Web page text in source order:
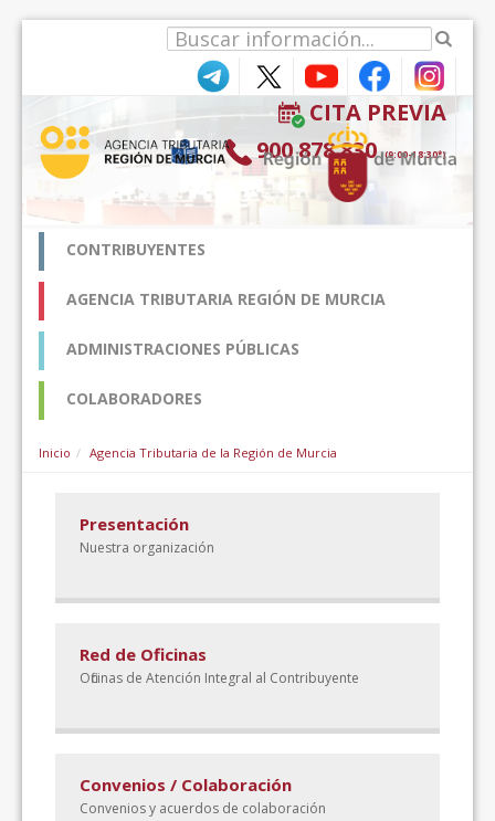
CITA PREVIA
900 878 830 (9:00-18:30*)
CONTRIBUYENTES
AGENCIA TRIBUTARIA REGIÓN DE MURCIA
ADMINISTRACIONES PÚBLICAS
COLABORADORES
Inicio Agencia Tributaria de la Región de Murcia
Presentación
Nuestra organización
Red de Oficinas
Oficinas de Atención Integral al Contribuyente
Convenios / Colaboración
Convenios y acuerdos de colaboración